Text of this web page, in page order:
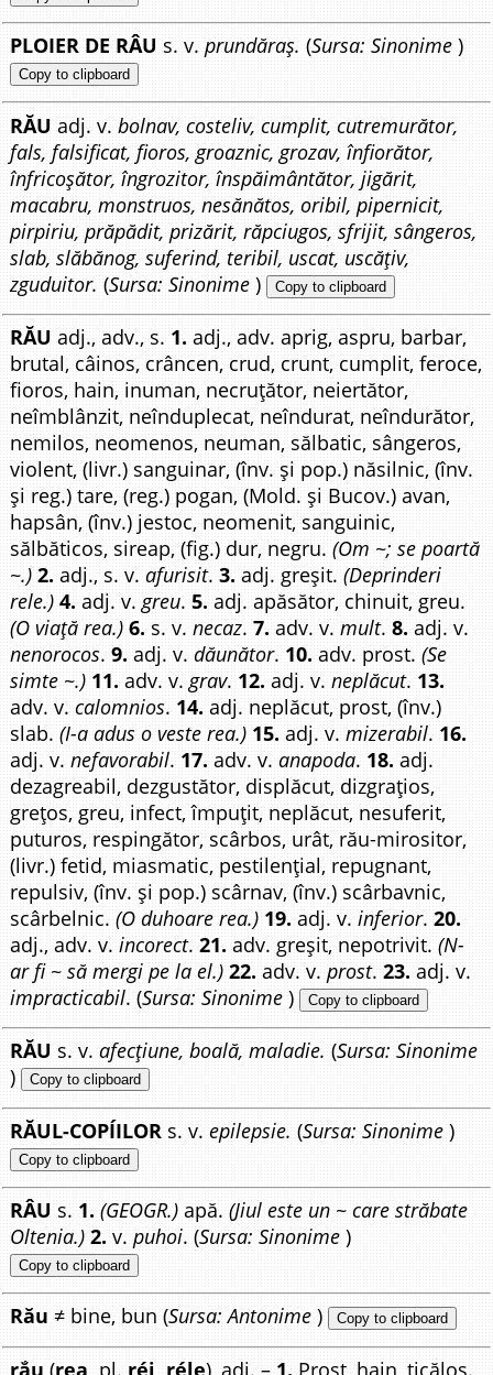
PLOIER DE RÂU s. v.prundăraș. (Sursa: Sinonime )
Copy to clipboard
RĂU adj. v.bolnav, costeliv, cumplit, cutremurător,
fals, falsificat, fioros, groaznic, grozav, înfiorător,
înfricoșător, îngrozitor, înspăimântător, jigărit,
macabru, monstruos, nesănătos, oribil, pipernicit,
pirpiriu, prăpădit, prizărit, răpciugos, sfrijit, sângeros,
slab, slăbănog, suferind, teribil, uscat, uscățiv,
zguduitor. (Sursa: Sinonime ) Copy to clipboard
RĂU adj., adv., s. 1. adj., adv. aprig, aspru, barbar,
brutal, câinos, crâncen, crud, crunt, cumplit, feroce,
fioros, hain, inuman, necruțător, neiertător,
neîmblânzit, neînduplecat, neîndurat, neîndurător,
nemilos, neomenos, neuman, sălbatic, sângeros,
violent, (livr.) sanguinar, (înv. și pop.) năsilnic, (înv.
și reg.) tare, (reg.) pogan, (Mold. și Bucov.) avan,
hapsân, (înv.) jestoc, neomenit, sanguinic,
sălbăticos, sireap, (fig.) dur, negru.(Om ~; se poartă
~.) 2. adj., s. v.afurisit.3. adj. greșit.(Deprinderi
rele.) 4. adj. v.greu.5. adj. apăsător, chinuit, greu.
(O viață rea.) 6. s. v.necaz.7. adv. v.mult.8. adj. v.
nenorocos.9. adj. v.dăunător. 10. adv. prost.(Se
simte ~.) 11. adv. v.grav. 12. adj. v.neplăcut. 13.
adv. v.calomnios. 14. adj. neplăcut, prost, (înv.)
slab.(I-a adus o veste rea.) 15. adj. v.mizerabil. 16.
adj. v.nefavorabil. 17. adv. v.anapoda. 18. adj.
dezagreabil, dezgustător, displăcut, dizgrațios,
grețos, greu, infect, împuțit, neplăcut, nesuferit,
puturos, respingător, scârbos, urât, rău-mirositor,
(livr.) fetid, miasmatic, pestilențial, repugnant,
repulsiv, (înv. și pop.) scârnav, (înv.) scârbavnic,
scârbelnic.(O duhoare rea.) 19. adj. v.inferior.20.
adj., adv. v.incorect.21. adv. greșit, nepotrivit.(N-
ar fi ~ să mergi pe la el.) 22. adv. v.prost.23. adj. v.
impracticabil. (Sursa: Sinonime ) Copy to clipboard
RĂU s. v.afecțiune, boală, maladie. (Sursa: Sinonime
) Copy to clipboard
RĂUL-COPÍILOR s. v.epilepsie. (Sursa: Sinonime )
Copy to clipboard
RÂU s. 1. (GEOGR.) apă.(Jiul este un ~ care străbate
Oltenia.) 2. v.puhoi. (Sursa: Sinonime )
Copy to clipboard
Rău ≠ bine, bun (Sursa: Antonime ) Copy to clipboard
rắu (rea, pl. réi, réle), adj. – 1. Prost, hain, ticălos.